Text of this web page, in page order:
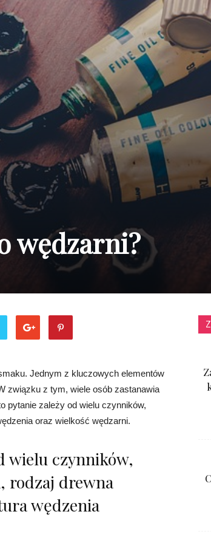
wędzarni?
Jednym z kluczowych elementów
związku z tym, wiele osób zastanawia
pytanie zależy od wielu czynników,
oraz wielkość wędzarni.
wielu czynników,
rodzaj drewna
wędzenia